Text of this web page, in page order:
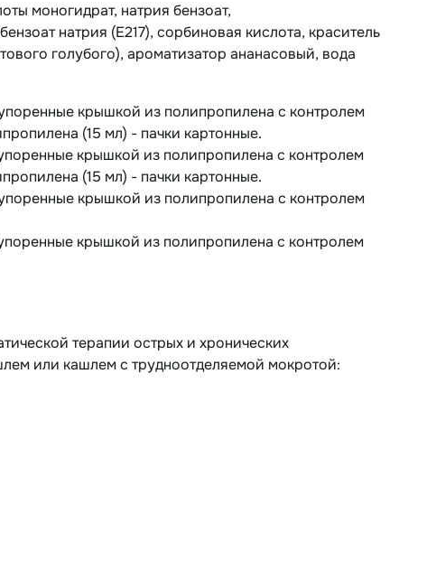
моногидрат, натрия бензоат,
натрия (E217), сорбиновая кислота, краситель
голубого), ароматизатор ананасовый, вода
крышкой из полипропилена с контролем
(15 мл) - пачки картонные.
крышкой из полипропилена с контролем
(15 мл) - пачки картонные.
крышкой из полипропилена с контролем
крышкой из полипропилена с контролем
терапии острых и хронических
или кашлем с трудноотделяемой мокротой: